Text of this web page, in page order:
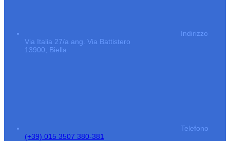
Indirizzo
Via Italia 27/a ang. Via Battistero
13900, Biella
Telefono
(+39) 015 3507 380-381